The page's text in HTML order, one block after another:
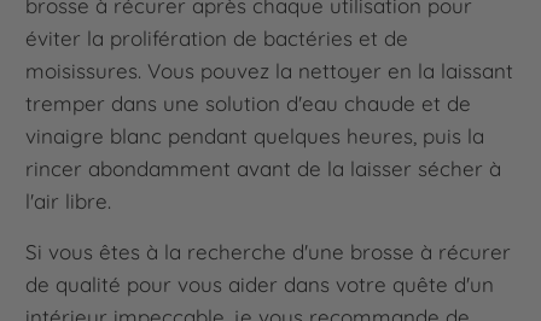
brosse à récurer après chaque utilisation pour
éviter la prolifération de bactéries et de
moisissures. Vous pouvez la nettoyer en la laissant
tremper dans une solution d'eau chaude et de
vinaigre blanc pendant quelques heures, puis la
rincer abondamment avant de la laisser sécher à
l'air libre.
Si vous êtes à la recherche d'une brosse à récurer
de qualité pour vous aider dans votre quête d'un